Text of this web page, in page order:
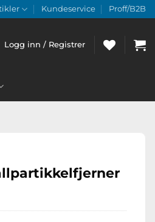
Kundeservice Proff/B2B
Logg inn / Registrer